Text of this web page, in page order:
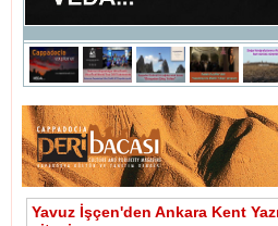
Yavuz İşçen'den Ankara Kent